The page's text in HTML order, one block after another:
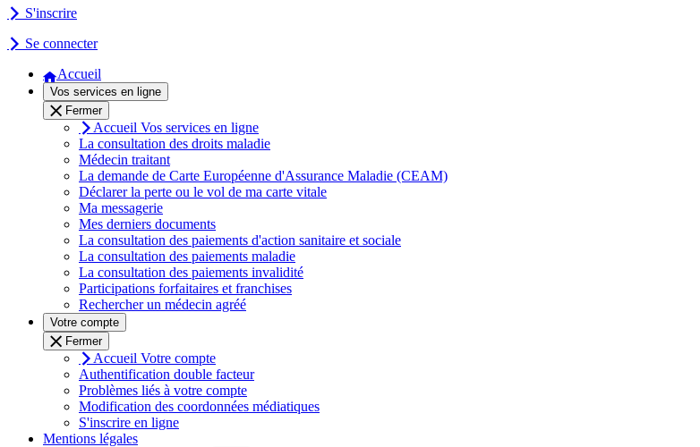
S'inscrire
Se connecter
Accueil
Vos services en ligne
Fermer
Accueil Vos services en ligne
La consultation des droits maladie
Médecin traitant
La demande de Carte Européenne d'Assurance Maladie (CEAM)
Déclarer la perte ou le vol de ma carte vitale
Ma messagerie
Mes derniers documents
La consultation des paiements d'action sanitaire et sociale
La consultation des paiements maladie
La consultation des paiements invalidité
Participations forfaitaires et franchises
Rechercher un médecin agréé
Votre compte
Fermer
Accueil Votre compte
Authentification double facteur
Problèmes liés à votre compte
Modification des coordonnées médiatiques
S'inscrire en ligne
Mentions légales